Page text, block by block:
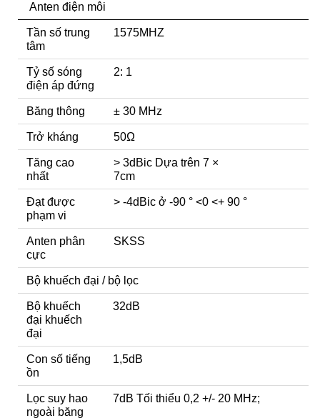
Anten điện môi
Tần số trung
tâm
1575MHZ
Tỷ số sóng
điện áp đứng
2: 1
Băng thông ± 30 MHz
Trở kháng 50Ω
Tăng cao
nhất
> 3dBic Dựa trên 7 ×
7cm
Đạt được
phạm vi
> -4dBic ở -90 ° <0 <+ 90 °
Anten phân
cực
SKSS
Bộ khuếch đại / bộ lọc
Bộ khuếch
đại khuếch
đại
32dB
Con số tiếng
ồn
1,5dB
Lọc suy hao
ngoài băng
7dB Tối thiểu 0,2 +/- 20 MHz;